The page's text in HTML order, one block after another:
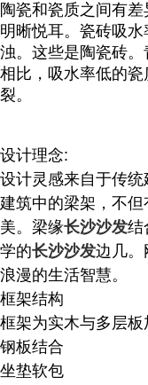
陶瓷和瓷质之间有
明晰悦耳。瓷砖吸
浊。 这些是陶瓷砖。
相比，吸水率低的瓷
裂。
设计理念:
设计灵感来自于传
建筑中的梁架，不
美。梁缘长沙沙发结
学的长沙沙发边几
浪漫的生活智慧。
框架结构
框架为实木与多层板
钢板结合
坐垫软包